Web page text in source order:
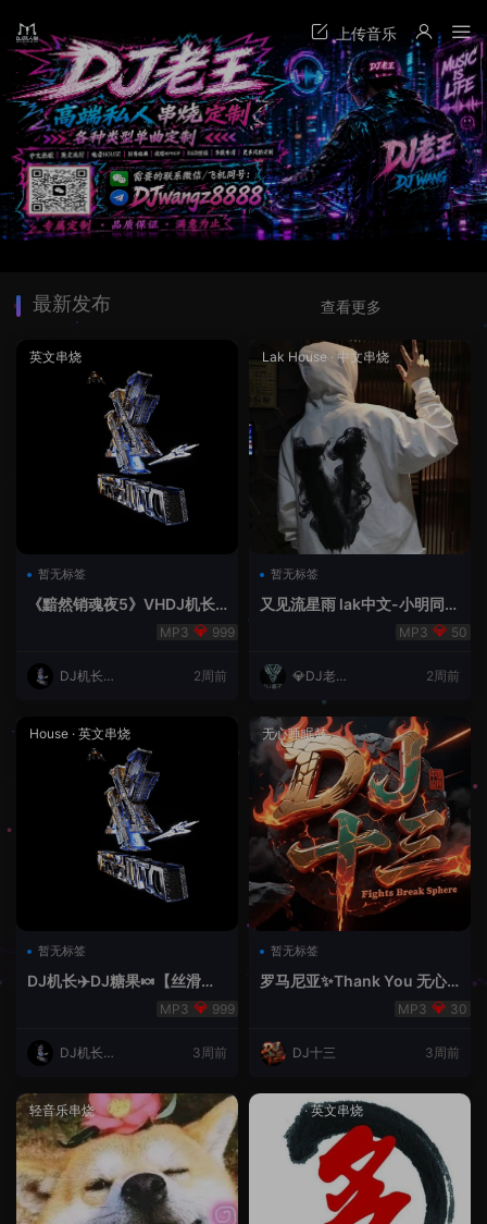
最新发布
英文串烧
暂无标签
《黯然销魂夜5》VHDJ机长
999
DJ机长云
2周前
Lak House · 中文串烧
暂无标签
又见流星雨 lak中文-小明同学
50
💎DJ老王
2周前
House · 英文串烧
暂无标签
DJ机长✈️DJ糖果🍬【丝滑之
夜5】House摇摆节奏✈️纯净999
DJ机长云
3周前
无心睡眠鼓
暂无标签
罗马尼亚✨Thank You 无心
30
DJ十三 3周前
轻音乐串烧 House·英文串烧
查看更多